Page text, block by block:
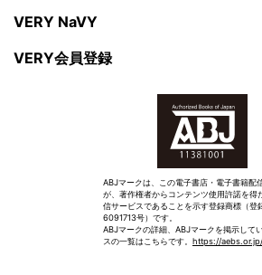
VERY NaVY
VERY会員登録
ABJマークは、この電子書店・電子書籍配
が、著作権者からコンテンツ使用許諾を得
信サービスであることを示す登録商標（登
6091713号）です。
ABJマークの詳細、ABJマークを掲示して
スの一覧はこちらです。 https://aebs.or.jp/